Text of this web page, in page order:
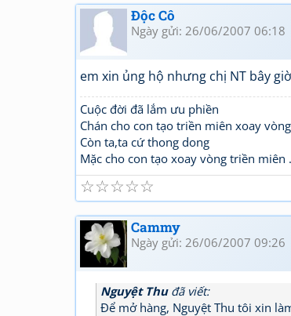
Độc Cô
Ngày gửi: 26/06/2007 06:18
em xin ủng hộ nhưng chị NT bây
Cuộc đời đã lắm ưu phiền
Chán cho con tạo triền miên xoay vòng
Còn ta,ta cứ thong dong
Mặc cho con tạo xoay vòng triền miên .
☆
☆
☆
☆
☆
Cammy
Ngày gửi: 26/06/2007 09:26
Nguyệt Thuđã viết:
Để mở hàng, Nguyệt Thu tôi xin